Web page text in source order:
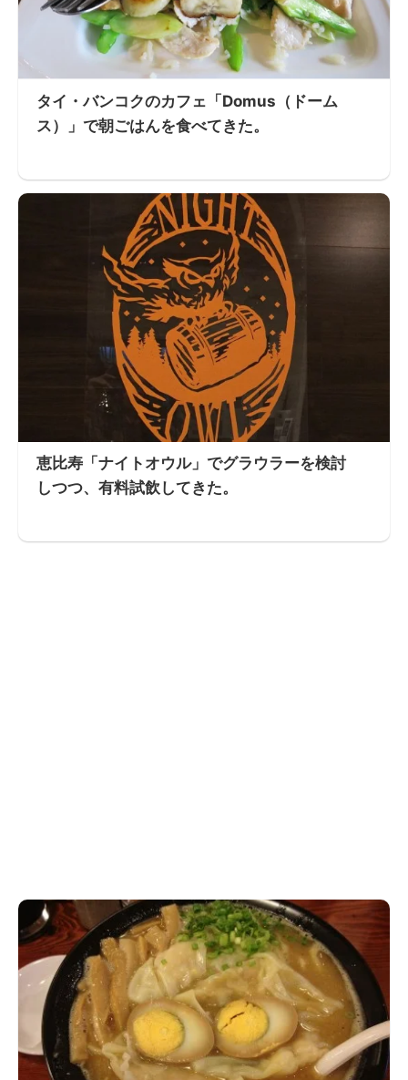
タイ・バンコクのカフェ「Domus（ドーム
ス）」で朝ごはんを食べてきた。
恵比寿「ナイトオウル」でグラウラーを検討
しつつ、有料試飲してきた。